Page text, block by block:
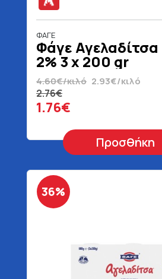
ΦΑΓΕ
Φάγε Αγελαδίτσα
2% 3 x 200 gr
4.60€/κιλό 2.93€/κιλό
2.76€
1.76€
Προσθήκη
36%